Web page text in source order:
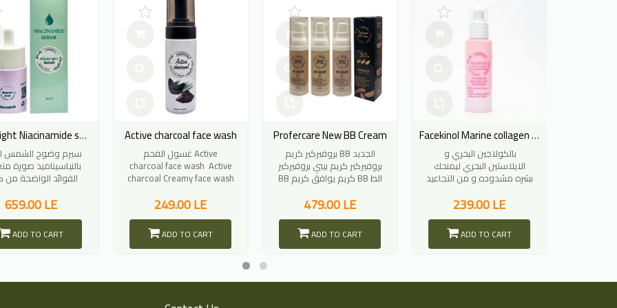
Albabright Niacinamide serum
سيرم وضوح الشمس
بالنياسيناميد صورة
الفوائد الواضحة من
659.00 LE
ADD TO CART
Active charcoal face wash
غسول الفحم Active
charcoal face wash Active
charcoal Creamy face wash
249.00 LE
ADD TO CART
Profercare New BB Cream
بروفيركير كريم BB الجديد
بروفيركير كريم بيبي بروفيركير
BB كريم يوافق كريم BB الط
479.00 LE
ADD TO CART
Facekinol Marine collagen Toner
الايلاستين البحري ليمنحك
بشره مشدوده و من التجاعيد
239.00 LE
ADD TO CART